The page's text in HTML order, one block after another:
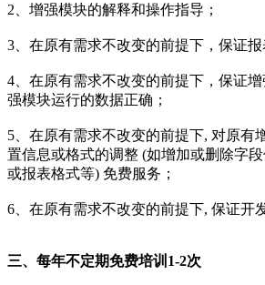
2、增强模块的解释和操作指导；
3、在原有需求不改变的前提下，保证报
4、在原有需求不改变的前提下，保证
强模块运行的数据正确；
5、在原有需求不改变的前提下, 对原有
置信息或格式的调整 (如增加或删除字
或报表格式等) 免费服务；
6、在原有需求不改变的前提下, 保证开
三、每年不定期免费培训1-2次